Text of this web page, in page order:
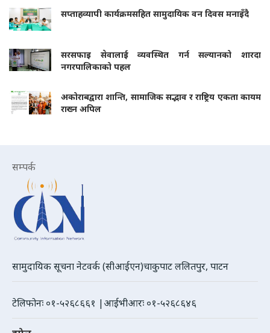
सप्ताहव्यापी कार्यक्रमसहित सामुदायिक वन दिवस मनाइँदै
सरसफाइ सेवालाई व्यवस्थित गर्न सल्यानको शारदा
नगरपालिकाको पहल
अकोराबद्वारा शान्ति, सामाजिक सद्भाव र राष्ट्रिय एकता कायम
राख्न अपिल
सम्पर्क
सामुदायिक सूचना नेटवर्क (सीआईएन)चाकुपाट ललितपुर, पाटन
टेलिफोनः ०१-५२६८६६१ |आईभीआरः ०१-५२६८६४६